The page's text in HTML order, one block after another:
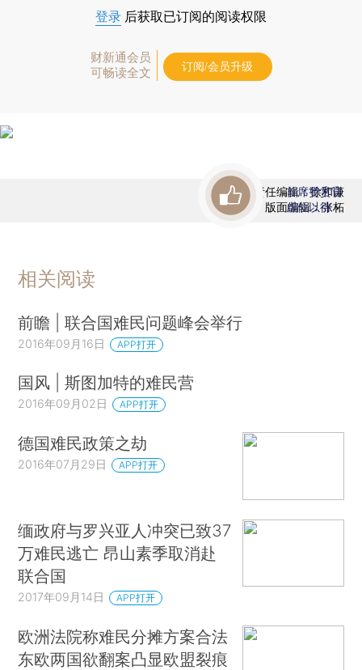
登录 后获取已订阅的阅读权限
财新通会员
可畅读全文
订阅/会员升级
责任编辑：徐和谦
版面编辑：张柘
首席赞赏官
虚位以待
相关阅读
前瞻 | 联合国难民问题峰会举行
2016年09月16日 APP打开
国风 | 斯图加特的难民营
2016年09月02日 APP打开
德国难民政策之劫
2016年07月29日 APP打开
缅政府与罗兴亚人冲突已致37
万难民逃亡 昂山素季取消赴
联合国
2017年09月14日 APP打开
欧洲法院称难民分摊方案合法
东欧两国欲翻案凸显欧盟裂痕